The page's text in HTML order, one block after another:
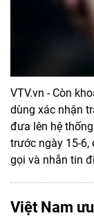
VTV.vn - Còn
dùng xác nhận
đưa lên hệ
trước ngày 15-6,
gọi và nhắn tin
Việt Nam